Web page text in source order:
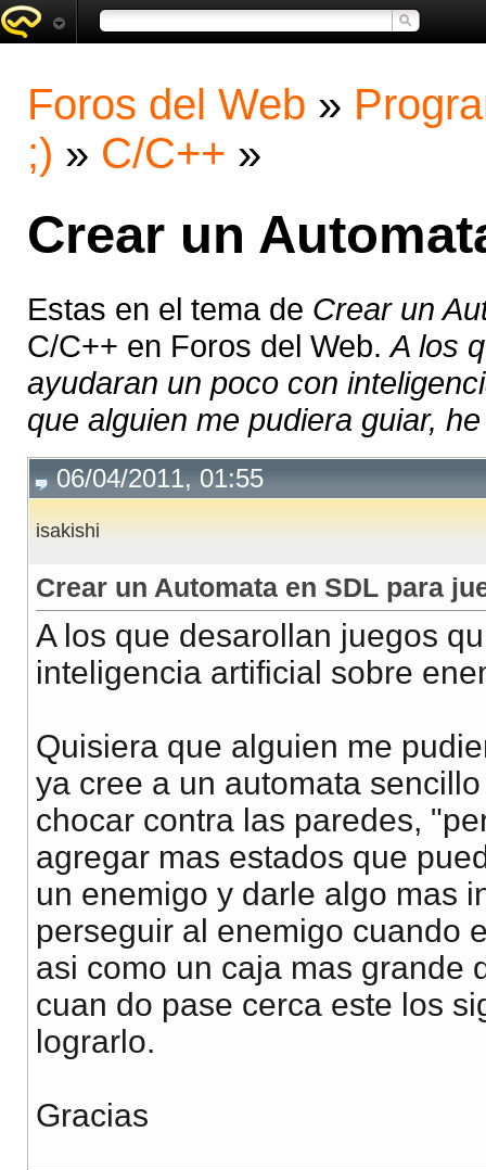
Foros del Web »
;) » C/C++ »
Crear un
Estas en el tema de Crear un
C/C++ en Foros del Web.A los
ayudaran un poco con
que alguien me pudiera guiar,
06/04/2011, 01:55
isakishi
Crear un Automata en SDL para
A los que desarollan juegos
inteligencia artificial sobre
Quisiera que alguien me
ya cree a un automata
chocar contra las paredes,
agregar mas estados que
un enemigo y darle algo mas
perseguir al enemigo cuando
asi como un caja mas grande
cuan do pase cerca este los
lograrlo.
Gracias